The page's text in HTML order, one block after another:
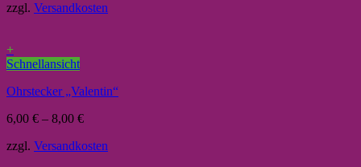
zzgl. Versandkosten
+
Schnellansicht
Ohrstecker „Valentin“
6,00 € – 8,00 €
zzgl. Versandkosten